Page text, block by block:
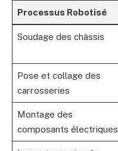
Processus Robotisé
Soudage des châssis
Pose et collage des
carrosseries
Montage des
composants électriques